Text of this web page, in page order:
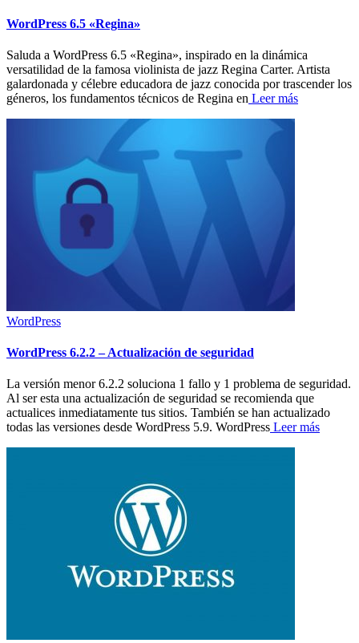
WordPress 6.5 «Regina»
Saluda a WordPress 6.5 «Regina», inspirado en la dinámica
versatilidad de la famosa violinista de jazz Regina Carter. Artista
galardonada y célebre educadora de jazz conocida por trascender los
géneros, los fundamentos técnicos de Regina en Leer más
WordPress
WordPress 6.2.2 – Actualización de seguridad
La versión menor 6.2.2 soluciona 1 fallo y 1 problema de seguridad.
Al ser esta una actualización de seguridad se recomienda que
actualices inmediatamente tus sitios. También se han actualizado
todas las versiones desde WordPress 5.9. WordPress Leer más